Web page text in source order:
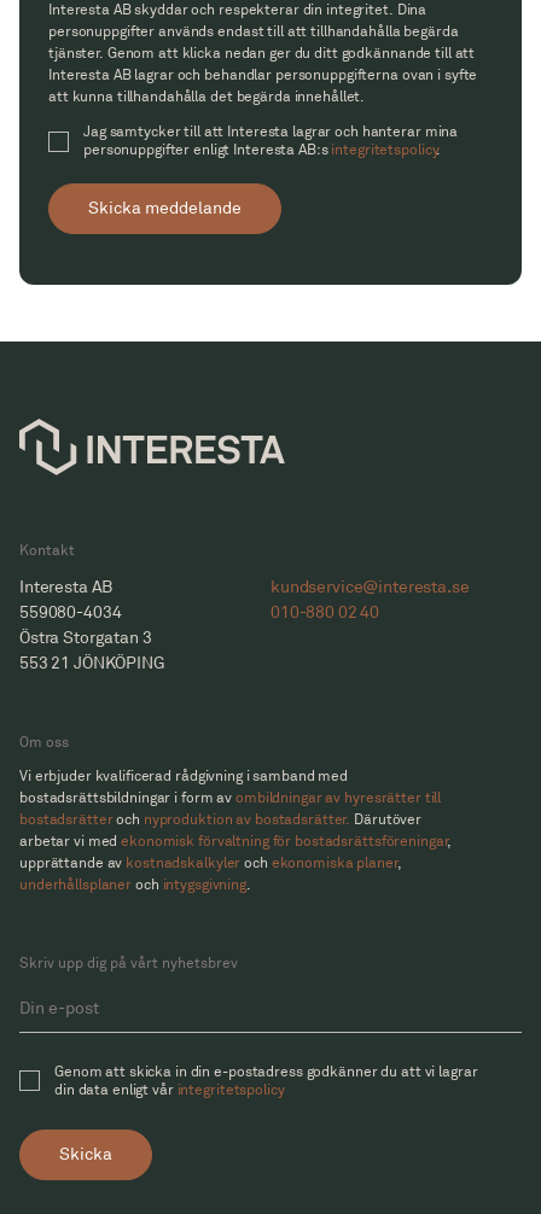
Interesta AB skyddar och respekterar din integritet. Dina
personuppgifter används endast till att tillhandahålla begärda
tjänster. Genom att klicka nedan ger du ditt godkännande till att
Interesta AB lagrar och behandlar personuppgifterna ovan i syfte
att kunna tillhandahålla det begärda innehållet.
Jag samtycker till att Interesta lagrar och hanterar mina
personuppgifter enligt Interesta AB:s integritetspolicy.
Skicka meddelande
Kontakt
Interesta AB
559080-4034
Östra Storgatan 3
553 21 JÖNKÖPING
kundservice@interesta.se
010-880 02 40
Om oss
Vi erbjuder kvalificerad rådgivning i samband med
bostadsrättsbildningar i form avombildningar av hyresrätter till
bostadsrätteroch nyproduktion av bostadsrätter. Därutöver
arbetar vi medekonomisk förvaltning för bostadsrättsföreningar,
upprättande av kostnadskalkyler och ekonomiska planer,
underhållsplaner och intygsgivning.
Skriv upp dig på vårt nyhetsbrev
Genom att skicka in din e-postadress godkänner du att vi lagrar
din data enligt vår integritetspolicy
Skicka